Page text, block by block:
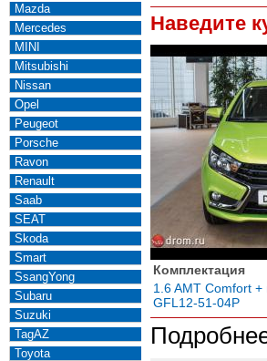
Mazda
Mercedes
MINI
Mitsubishi
Nissan
Opel
Peugeot
Porsche
Ravon
Renault
Saab
SEAT
Skoda
Smart
SsangYong
Subaru
Suzuki
TagAZ
Toyota
Наведите
Комплектация
1.6 AMT Comfort +
GFL12-51-04P